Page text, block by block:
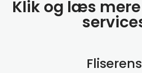
Klik og læs
Fliserens